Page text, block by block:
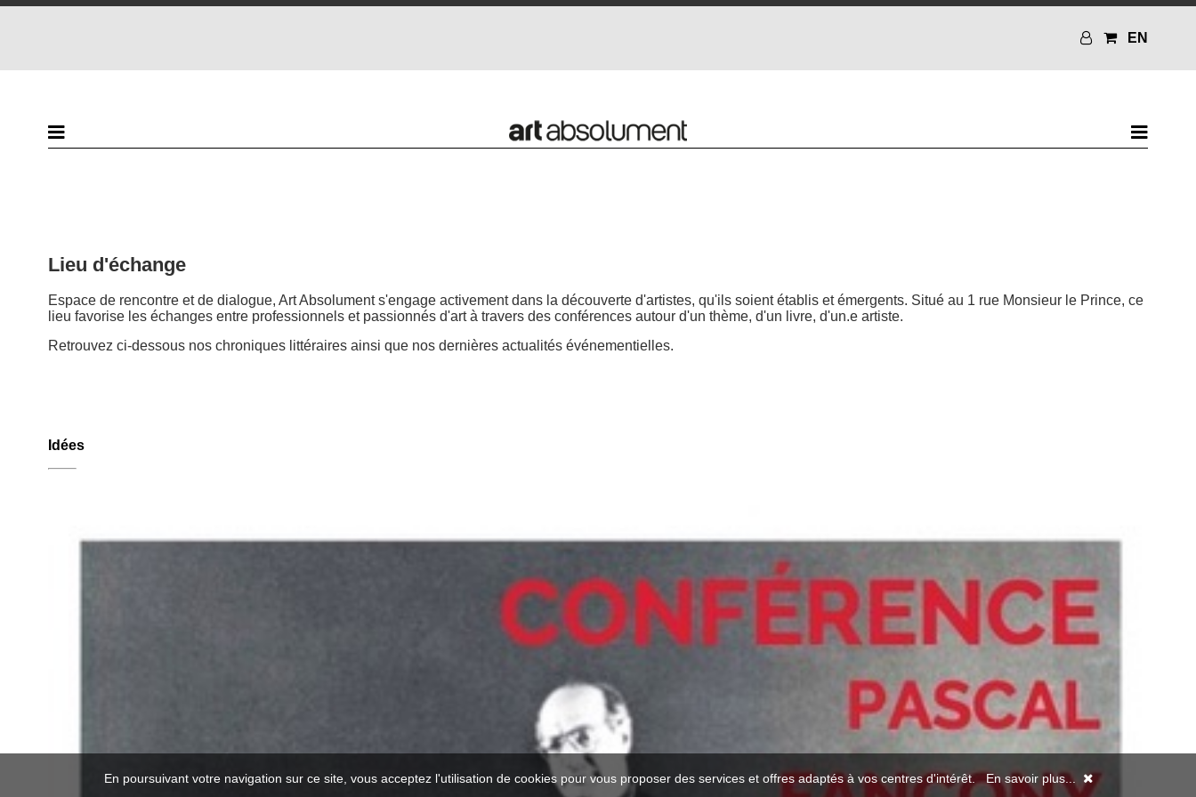
EN
Lieu d'échange
Espace de rencontre et de dialogue, Art Absolument s'engage activement dans la découverte d'artistes, qu'ils soient établis et émergents. Situé au 1 rue Monsieur le Prince, ce
lieu favorise les échanges entre professionnels et passionnés d'art à travers des conférences autour d'un thème, d'un livre, d'un.e artiste.
Retrouvez ci-dessous nos chroniques littéraires ainsi que nos dernières actualités événementielles.
Idées
En poursuivant votre navigation sur ce site, vous acceptez l'utilisation de cookies pour vous proposer des services et offres adaptés à vos centres d'intérêt.En savoir plus...